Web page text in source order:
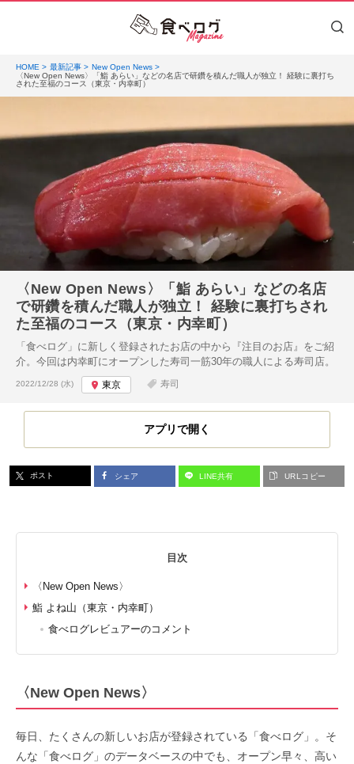
HOME 最新記事
New Open News
〈New Open News〉「鮨 あらい」などの名店で研鑽を積んだ職人が独立！ 経験に裏打ち
された至福のコース（東京・内幸町）
〈New Open News〉「鮨 あらい」などの名店
で研鑽を積んだ職人が独立！ 経験に裏打ちされ
た至福のコース（東京・内幸町）
「食べログ」に新しく登録されたお店の中から『注目のお店』をご紹
介。今回は内幸町にオープンした寿司一筋30年の職人による寿司店。
投稿日:
2022/12/28 (水) 東京 寿司
アプリで開く
ポスト シェア LINE共有 URLコピー
目次
〈New Open News〉
鮨 よね山（東京・内幸町）
食べログレビュアーのコメント
〈New Open News〉
毎日、たくさんの新しいお店が登録されている「食べログ」。そ
んな「食べログ」のデータベースの中でも、オープン早々、高い